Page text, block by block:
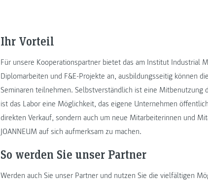
Ihr Vorteil
Für unsere Kooperationspartner bietet das am Institut Industrial
Diplomarbeiten und F&E-Projekte an, ausbildungsseitig können
Seminaren teilnehmen. Selbstverständlich ist eine
ist das Labor eine Möglichkeit, das eigene Unternehmen
direkten Verkauf, sondern auch um neue Mitarbeiterinnen und
JOANNEUM auf sich aufmerksam zu machen.
So werden Sie unser Partner
Werden auch Sie unser Partner und nutzen Sie die vielfältigen